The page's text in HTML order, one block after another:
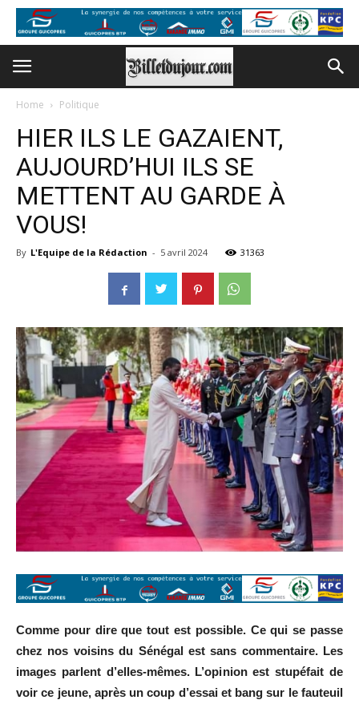
Home Politique
HIER ILS LE GAZAIENT,
AUJOURD’HUI ILS SE
METTENT AU GARDE À
VOUS!
By L'Equipe de la Rédaction - 5 avril 2024 31363
Comme pour dire que tout est possible. Ce qui se passe
chez nos voisins du Sénégal est sans commentaire. Les
images parlent d’elles-mêmes. L’opinion est stupéfait de
voir ce jeune, après un coup d’essai et bang sur le fauteuil